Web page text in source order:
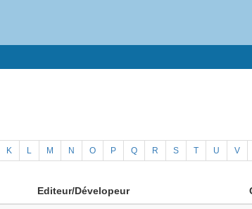
K L M N O P Q R S T U V
Editeur/Dévelopeur